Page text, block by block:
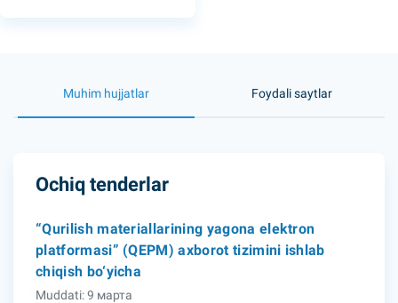
Muhim hujjatlar Foydali saytlar
Ochiq tenderlar
“Qurilish materiallarining yagona elektron
platformasi” (QEPM) axborot tizimini ishlab
chiqish bo‘yicha
Muddati: 9 марта